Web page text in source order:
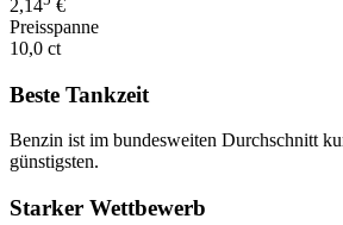
2,14
€
Preisspanne
10,0 ct
Beste Tankzeit
Benzin ist im bundesweiten Durchschnitt
günstigsten.
Starker Wettbewerb